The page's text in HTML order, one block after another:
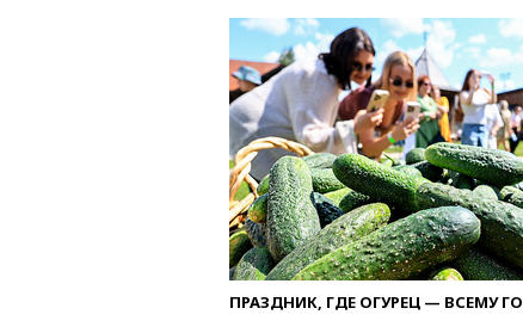
ПРАЗДНИК, ГДЕ ОГУРЕЦ — ВСЕМУ